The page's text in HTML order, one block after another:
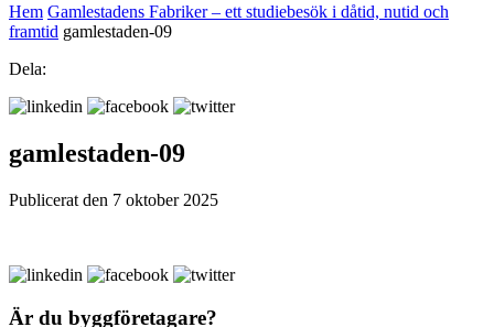
Hem Gamlestadens Fabriker – ett studiebesök i dåtid, nutid och
framtid gamlestaden-09
Dela:
gamlestaden-09
Publicerat den 7 oktober 2025
Är du byggföretagare?